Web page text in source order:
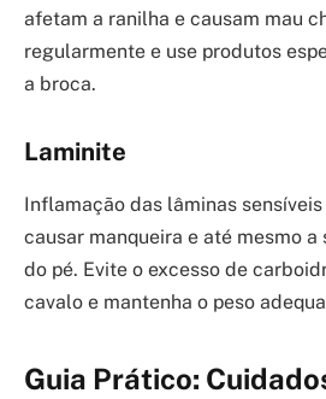
afetam a ranilha e causam mau
regularmente e use produtos
a broca.
Laminite
Inflamação das lâminas
causar manqueira e até mesmo
do pé. Evite o excesso de
cavalo e mantenha o peso
Guia Prático: